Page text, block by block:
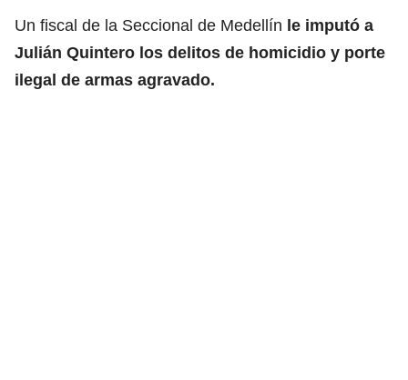
Un fiscal de la Seccional de Medellín le imputó a
Julián Quintero los delitos de homicidio y porte
ilegal de armas agravado.